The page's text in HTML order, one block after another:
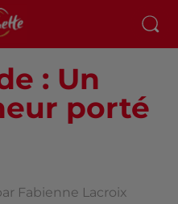
: Un
porté
Fabienne Lacroix